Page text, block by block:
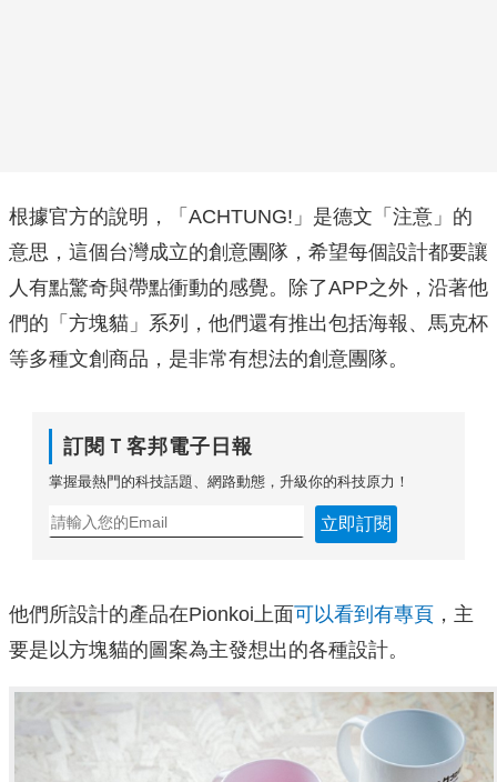
根據官方的說明，「ACHTUNG!」是德文「注意」的
意思，這個台灣成立的創意團隊，希望每個設計都要讓
人有點驚奇與帶點衝動的感覺。除了APP之外，沿著他
們的「方塊貓」系列，他們還有推出包括海報、馬克杯
等多種文創商品，是非常有想法的創意團隊。
訂閱Ｔ客邦電子日報
掌握最熱門的科技話題、網路動態，升級你的科技原力！
立即訂閱
他們所設計的產品在Pionkoi上面可以看到有專頁 ，主
要是以方塊貓的圖案為主發想出的各種設計。